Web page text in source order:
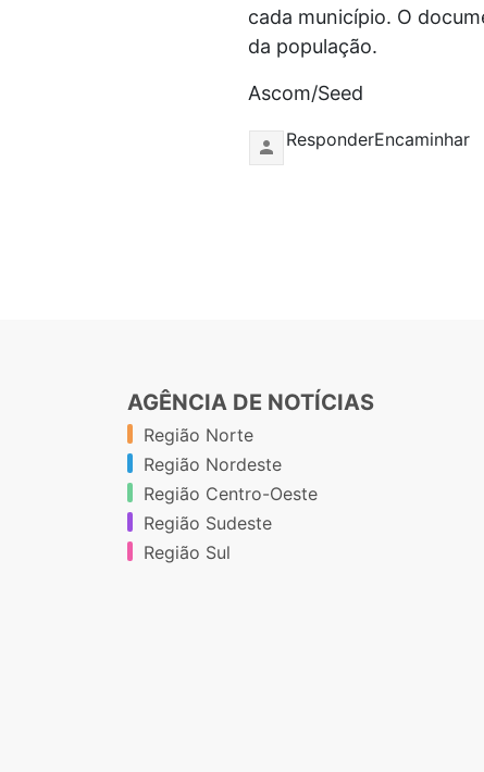
cada município. O
da população.
Ascom/Seed
ResponderEncaminhar
AGÊNCIA DE NOTÍCIAS
Região Norte
Região Nordeste
Região Centro-Oeste
Região Sudeste
Região Sul